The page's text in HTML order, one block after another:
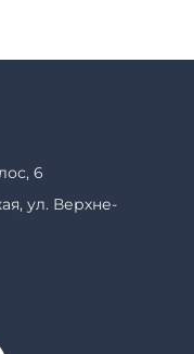
6
ул. Верхне-